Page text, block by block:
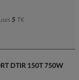
5 TK
DTIR 150T 750W